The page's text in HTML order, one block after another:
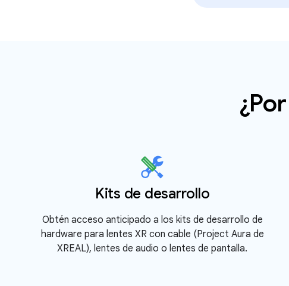
Kits de desarrollo
Obtén acceso anticipado a los kits de desarrollo de
hardware para lentes XR con cable (Project Aura de
XREAL), lentes de audio o lentes de pantalla.